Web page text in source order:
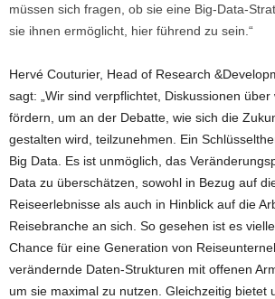
müssen sich fragen, ob sie eine Big-Data-
sie ihnen ermöglicht, hier führend zu sein.“
Hervé Couturier, Head of Research
sagt: „Wir sind verpflichtet, Diskussionen über
fördern, um an der Debatte, wie sich die
gestalten wird, teilzunehmen. Ein
Big Data. Es ist unmöglich, das
Data zu überschätzen, sowohl in Bezug auf
Reiseerlebnisse als auch in Hinblick auf die
Reisebranche an sich. So gesehen ist es
Chance für eine Generation von
verändernde Daten-Strukturen mit offenen
um sie maximal zu nutzen. Gleichzeitig bietet